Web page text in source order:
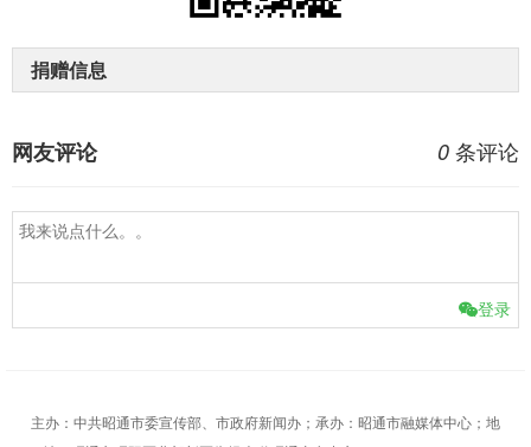
捐赠信息
0 条评论
网友评论
登录
主办：中共昭通市委宣传部、市政府新闻办；承办：昭通市融媒体中心；地